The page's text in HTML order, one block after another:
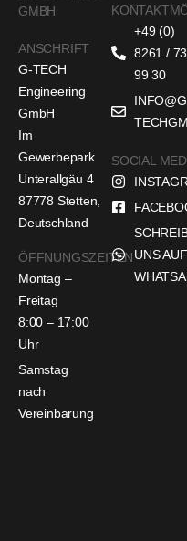
GMBH
ANSCHRIFT
G-TECH
Engineering
GmbH
Im
Gewerbepark
Unterallgäu 4
87778 Stetten,
Deutschland
ÖFFNUNGSZEITEN
Montag –
Freitag
8:00 – 17:00
Uhr
Samstag
nach
Vereinbarung
+49 (0)
8261 / 73
99 30
SOCIAL
UNS AUF